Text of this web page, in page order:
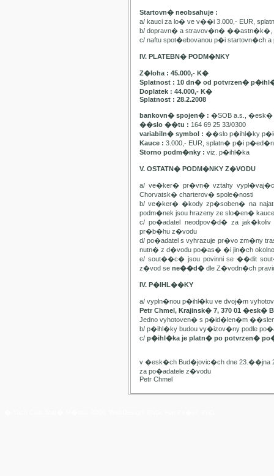
Startovn� neobsahuje :
a/ kauci za lo� ve v��i 3.000,- EUR,
b/ dopravn� a stravov�n� ��astn�k�,
c/ naftu spot�ebovanou p�i startovn�ch
IV. PLATEBN� PODM�NKY
Z�loha : 45.000,- K�
Splatnost : 10 dn� od potvrzen�
Doplatek : 44.000,- K�
Splatnost : 28.2.2008
bankovn� spojen� : �SOB a.s., �esk�
��slo ��tu : 164 69 25 33/0300
variabiln� symbol : ��slo p�ihl�ky
Kauce : 3.000,- EUR, splatn� p�i
Storno podm�nky : viz. p�ihl�ka
V. OSTATN� PODM�NKY Z�VODU
a/ ve�ker� pr�vn� vztahy
Chorvatsk� charterov� spole�nosti
b/ ve�ker� �kody zp�soben� na
podm�nek jsou hrazeny ze slo�en� kauce
c/ po�adatel neodpov�d� za
pr�b�hu z�vodu
d/ po�adatel s vyhrazuje pr�vo zm�ny
nutn� z d�vodu po�as� �i jin�ch
e/ sout��c� jsou povinni se ��dit
z�vod se ne��d� dle Z�vodn�ch
IV. P�IHL��KY
a/ vypln�nou p�ihl�ku ve dvoj�m
Petr Chmel, Krajinsk� 7, 370 01 �esk�
Jedno vyhotoven� s p�id�len�m
b/ p�ihl�ky budou vy�izov�ny podle
c/ p�ihl�ka je platn� po potvrzen�
v �esk�ch Bud�jovic�ch dne 23.��jna
za po�adatele z�vodu
Petr Chmel